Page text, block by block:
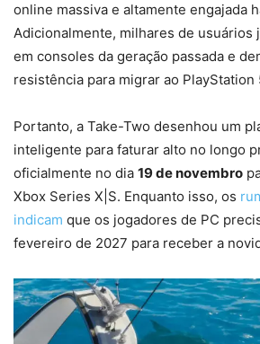
online massiva e altamente engajada
Adicionalmente, milhares de usuários
em consoles da geração passada e
resistência para migrar ao PlayStation
Portanto, a Take-Two desenhou um
inteligente para faturar alto no longo
oficialmente no dia 19 de novembro
Xbox Series X|S. Enquanto isso, os
indicam que os jogadores de PC
fevereiro de 2027 para receber a